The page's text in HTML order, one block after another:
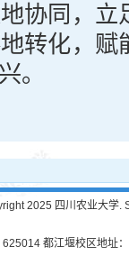
协同，立
转化，赋
。
2025 四川农业大学.
都江堰校区地址